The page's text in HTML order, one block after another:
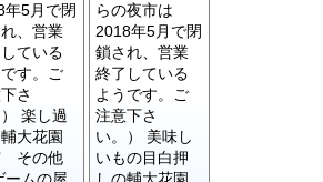
年5月で閉
、営業
ている
す。ご
さ
楽し過
大花園
その他
らの夜市は
2018年5月で閉
鎖され、営業
終了している
ようです。ご
注意下さ
い。） 美味し
いもの目白押